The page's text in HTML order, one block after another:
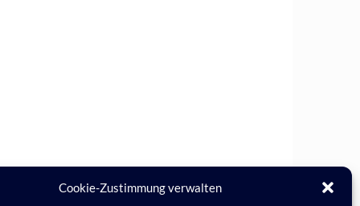
Cookie-Zustimmung verwalten